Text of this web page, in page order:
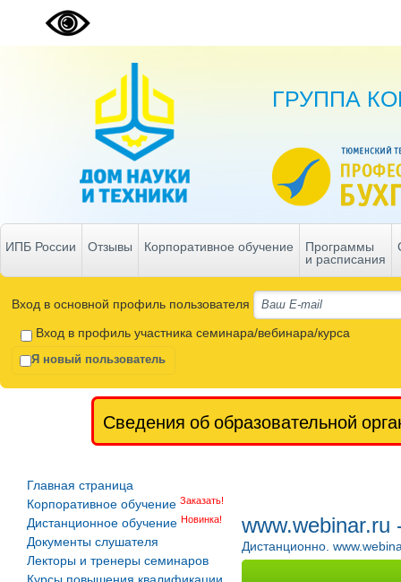
ГРУППА
ИПБ России Отзывы Корпоративное обучение
Программы
и расписания
Вход в основной профиль пользователя
Вход в профиль участника семинара/вебинара/курса
Я новый пользователь
Сведения об образовательной
Главная страница
Корпоративное обучение Заказать!
Дистанционное обучение Новинка!
Документы слушателя
Лекторы и тренеры семинаров
Дистанционно.